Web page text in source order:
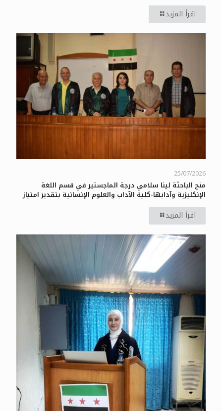
اقرأ المزيد
25/07/2026
منح الباحثة لينا سلامي درجة الماجستير في قسم اللغة
الإنكليزية وآدابها-كلية الآداب والعلوم الإنسانية بتقدير امتياز
اقرأ المزيد